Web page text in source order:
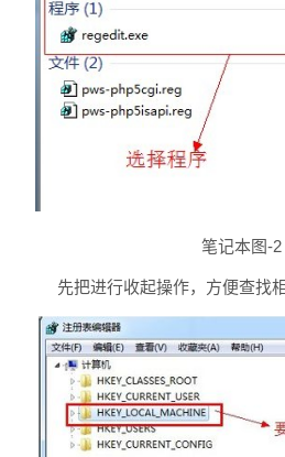
笔记本图-2
先把进行收起操作，方便查找